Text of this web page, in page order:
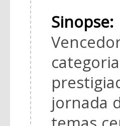
Sinopse:
jornada